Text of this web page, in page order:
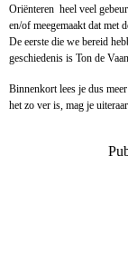
Oriënteren heel veel
en/of meegemaakt dat met
De eerste die we bereid
geschiedenis is Ton de
Binnenkort lees je dus
het zo ver is, mag je